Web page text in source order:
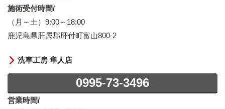
施術受付時間/
（月～土）9:00～18:00
鹿児島県肝属郡肝付町富山800-2
洗車工房 隼人店
0995-73-3496
営業時間/